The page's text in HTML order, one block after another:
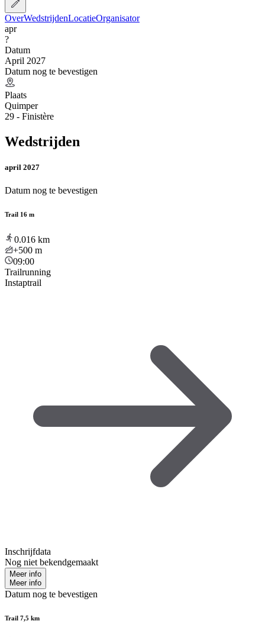
OverWedstrijdenLocatieOrganisator
apr
?
Datum
April 2027
Datum nog te bevestigen
Plaats
Quimper
29 - Finistère
Wedstrijden
april 2027
Datum nog te bevestigen
Trail 16 m
0.016 km
+500 m
09:00
Trailrunning
Instaptrail
Inschrijfdata
Nog niet bekendgemaakt
Meer info
Meer info
Datum nog te bevestigen
Trail 7,5 km